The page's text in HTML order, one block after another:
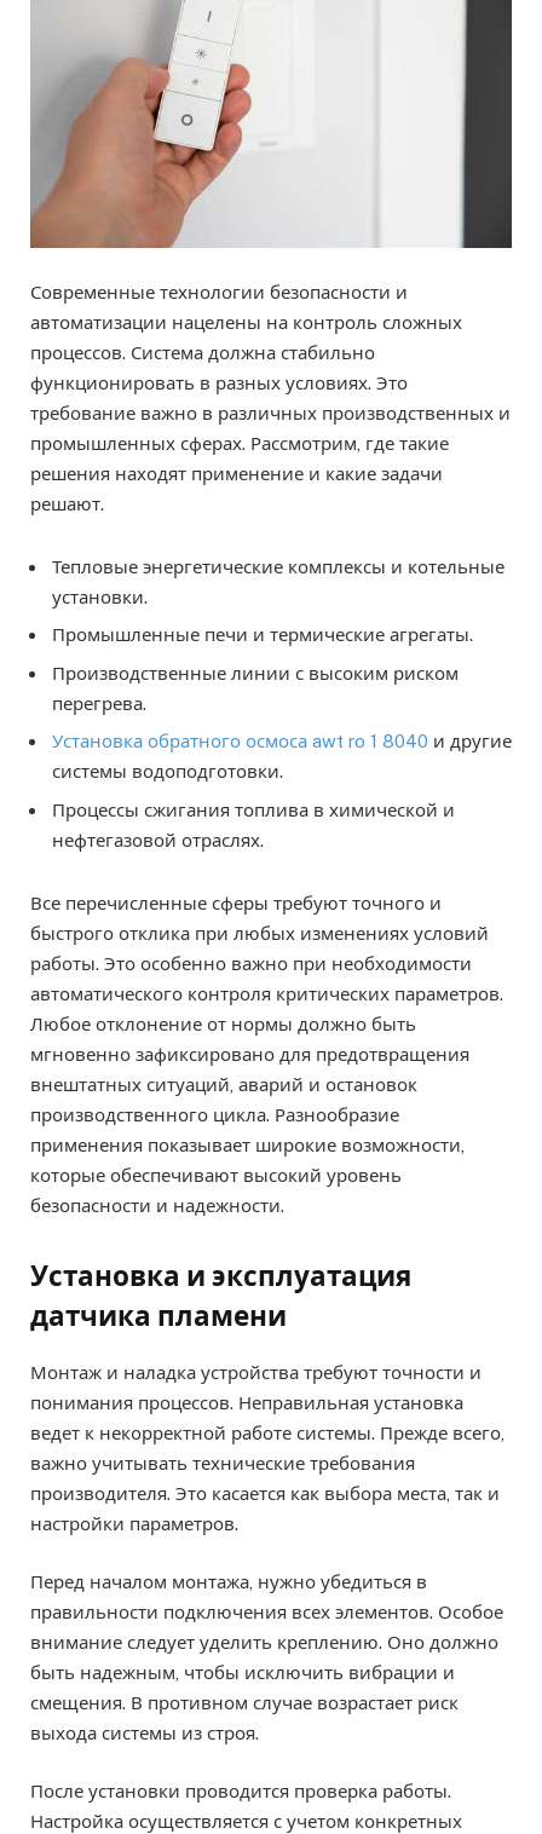
Современные технологии безопасности и
автоматизации нацелены на контроль сложных
процессов. Система должна стабильно
функционировать в разных условиях. Это
требование важно в различных производственных и
промышленных сферах. Рассмотрим, где такие
решения находят применение и какие задачи
решают.
Тепловые энергетические комплексы и котельные
установки.
Промышленные печи и термические агрегаты.
Производственные линии с высоким риском
перегрева.
Установка обратного осмоса awt ro 1 8040 и другие
системы водоподготовки.
Процессы сжигания топлива в химической и
нефтегазовой отраслях.
Все перечисленные сферы требуют точного и
быстрого отклика при любых изменениях условий
работы. Это особенно важно при необходимости
автоматического контроля критических параметров.
Любое отклонение от нормы должно быть
мгновенно зафиксировано для предотвращения
внештатных ситуаций, аварий и остановок
производственного цикла. Разнообразие
применения показывает широкие возможности,
которые обеспечивают высокий уровень
безопасности и надежности.
Установка и эксплуатация
датчика пламени
Монтаж и наладка устройства требуют точности и
понимания процессов. Неправильная установка
ведет к некорректной работе системы. Прежде всего,
важно учитывать технические требования
производителя. Это касается как выбора места, так и
настройки параметров.
Перед началом монтажа, нужно убедиться в
правильности подключения всех элементов. Особое
внимание следует уделить креплению. Оно должно
быть надежным, чтобы исключить вибрации и
смещения. В противном случае возрастает риск
выхода системы из строя.
После установки проводится проверка работы.
Настройка осуществляется с учетом конкретных